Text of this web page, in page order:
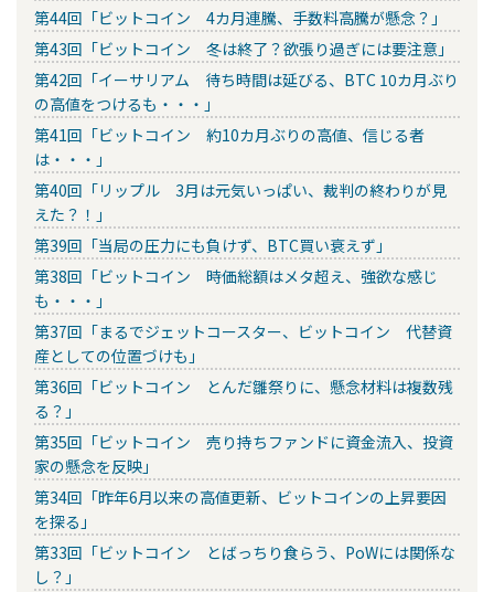
第44回「ビットコイン 4カ月連騰、手数料高騰が懸念？」
第43回「ビットコイン 冬は終了？欲張り過ぎには要注意」
第42回「イーサリアム 待ち時間は延びる、BTC 10カ月ぶり
の高値をつけるも・・・」
第41回「ビットコイン 約10カ月ぶりの高値、信じる者
は・・・」
第40回「リップル 3月は元気いっぱい、裁判の終わりが見
えた？！」
第39回「当局の圧力にも負けず、BTC買い衰えず」
第38回「ビットコイン 時価総額はメタ超え、強欲な感じ
も・・・」
第37回「まるでジェットコースター、ビットコイン 代替資
産としての位置づけも」
第36回「ビットコイン とんだ雛祭りに、懸念材料は複数残
る？」
第35回「ビットコイン 売り持ちファンドに資金流入、投資
家の懸念を反映」
第34回「昨年6月以来の高値更新、ビットコインの上昇要因
を探る」
第33回「ビットコイン とばっちり食らう、PoWには関係な
し？」